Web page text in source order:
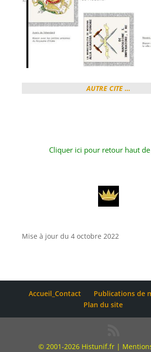
AUTRE CITE …
Cliquer ici pour retour haut
Mise à jour du 4 octobre 2022
Accueil_Contact
Publications de
Plan du site
© 2001-2026 Histunif.fr |